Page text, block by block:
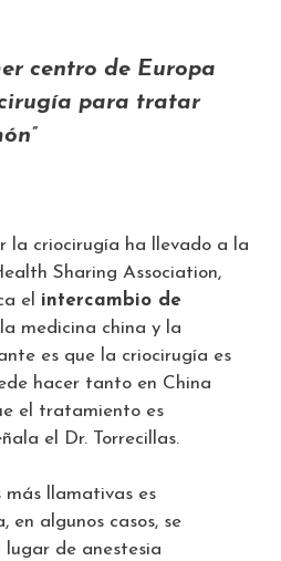
centro de Europa
para tratar
la criocirugía ha llevado a la
Sharing Association,
el intercambio de
medicina china y la
es que la criocirugía es
hacer tanto en China
el tratamiento es
el Dr. Torrecillas.
más llamativas es
en algunos casos, se
lugar de anestesia